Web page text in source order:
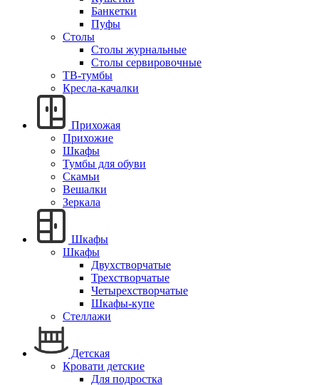
Банкетки
Пуфы
Столы
Столы журнальные
Столы сервировочные
ТВ-тумбы
Кресла-качалки
Прихожая
Прихожие
Шкафы
Тумбы для обуви
Скамьи
Вешалки
Зеркала
Шкафы
Шкафы
Двухстворчатые
Трехстворчатые
Четырехстворчатые
Шкафы-купе
Стеллажи
Детская
Кровати детские
Для подростка